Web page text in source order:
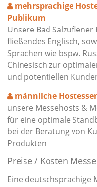
mehrsprachige
Publikum
Unsere Bad
fließendes Englisch,
Sprachen wie bspw.
Chinesisch zur
und potentiellen
männliche
unsere Messehosts &
für eine optimale
bei der Beratung von
Produkten
Preise / Kosten
Eine deutschsprachige